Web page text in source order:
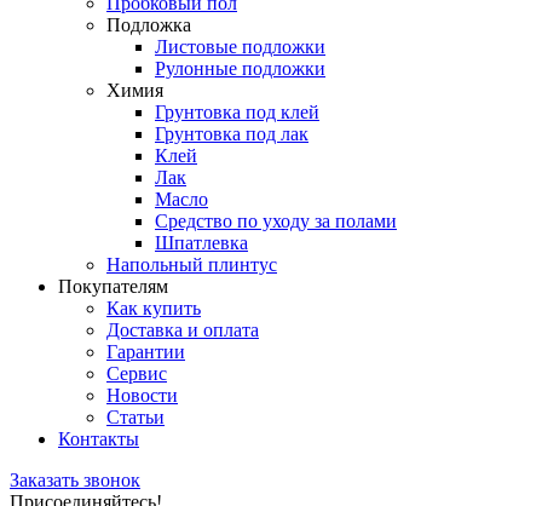
Подложка
Листовые подложки
Рулонные подложки
Химия
Грунтовка под клей
Грунтовка под лак
Клей
Лак
Масло
Средство по уходу за полами
Шпатлевка
Напольный плинтус
Покупателям
Как купить
Доставка и оплата
Гарантии
Сервис
Новости
Статьи
Контакты
Заказать звонок
Присоединяйтесь!